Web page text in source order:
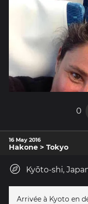
0
16 May 2016
Hakone > Tokyo
Kyōto-shi,
Arrivée à Kyoto en